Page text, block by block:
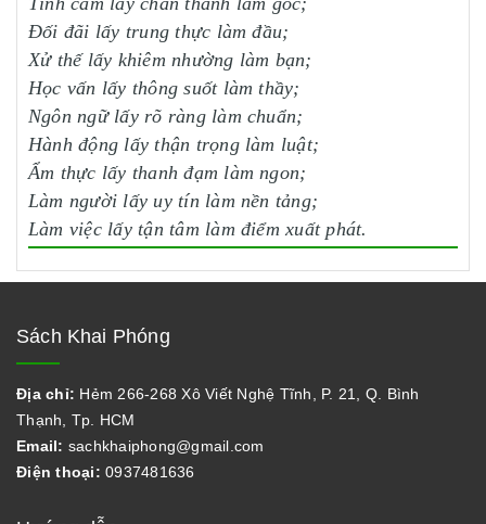
Đối đãi lấy trung thực làm đầu;
Xử thế lấy khiêm nhường làm bạn;
Học vấn lấy thông suốt làm thầy;
Ngôn ngữ lấy rõ ràng làm chuẩn;
Hành động lấy thận trọng làm luật;
Ẩm thực lấy thanh đạm làm ngon;
Làm người lấy uy tín làm nền tảng;
Làm việc lấy tận tâm làm điểm xuất phát.
Sách Khai Phóng
Địa chỉ: Hẻm 266-268 Xô Viết Nghệ Tĩnh, P. 21, Q. Bình
Thạnh, Tp. HCM
Email: sachkhaiphong@gmail.com
Điện thoại: 0937481636